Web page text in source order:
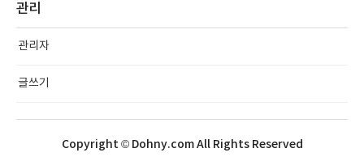
관리
관리자
글쓰기
Copyright © Dohny.com All Rights Reserved